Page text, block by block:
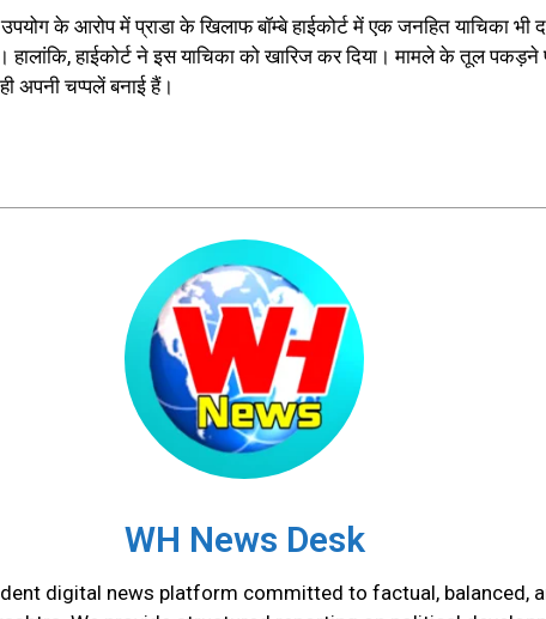
के आरोप में प्राडा के खिलाफ बॉम्बे हाईकोर्ट में एक जनहित याचिका
हाईकोर्ट ने इस याचिका को खारिज कर दिया। मामले के तूल पकड़ने
अपनी चप्पलें बनाई हैं।
WH News Desk
digital news platform committed to factual, balanced,